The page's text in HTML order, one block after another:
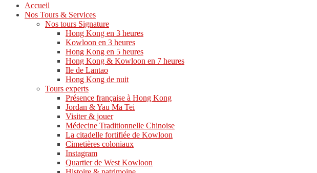
Accueil
Nos Tours & Services
Nos tours Signature
Hong Kong en 3 heures
Kowloon en 3 heures
Hong Kong en 5 heures
Hong Kong & Kowloon en 7 heures
Ile de Lantao
Hong Kong de nuit
Tours experts
Présence française à Hong Kong
Jordan & Yau Ma Tei
Visiter & jouer
Médecine Traditionnelle Chinoise
La citadelle fortifiée de Kowloon
Cimetières coloniaux
Instagram
Quartier de West Kowloon